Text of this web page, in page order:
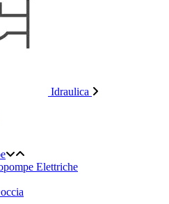
Idraulica
Elettriche